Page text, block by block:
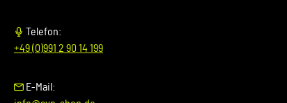
Telefon:
+49 (0)991 2 90 14 199
E-Mail: